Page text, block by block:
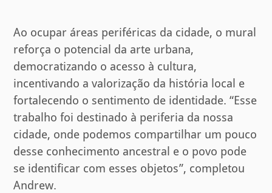
Ao ocupar áreas periféricas da cidade, o mural
reforça o potencial da arte urbana,
democratizando o acesso à cultura,
incentivando a valorização da história local e
fortalecendo o sentimento de identidade. “Esse
trabalho foi destinado à periferia da nossa
cidade, onde podemos compartilhar um pouco
desse conhecimento ancestral e o povo pode
se identificar com esses objetos”, completou
Andrew.